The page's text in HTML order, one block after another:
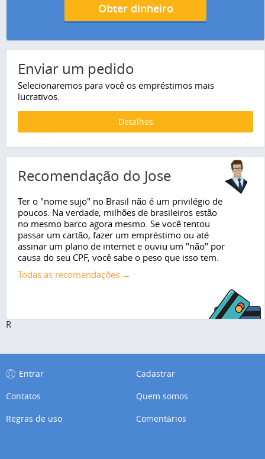
Obter dinheiro
Enviar um pedido
Selecionaremos para você os empréstimos mais
lucrativos.
Detalhes
Recomendação do Jose
Ter o "nome sujo" no Brasil não é um privilégio de
poucos. Na verdade, milhões de brasileiros estão
no mesmo barco agora mesmo. Se você tentou
passar um cartão, fazer um empréstimo ou até
assinar um plano de internet e ouviu um "não" por
causa do seu CPF, você sabe o peso que isso tem.
Todas as recomendações →
R
Entrar
Cadastrar
Contatos
Quem somos
Regras de uso
Comentários